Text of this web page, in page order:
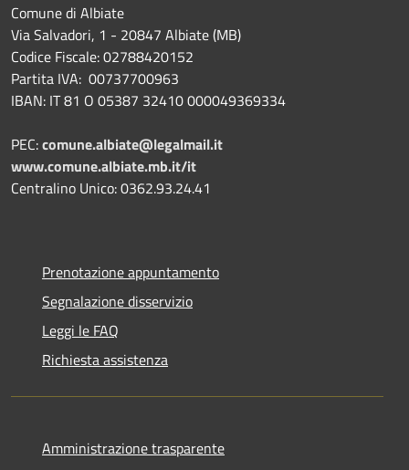
Comune di Albiate
Via Salvadori, 1 - 20847 Albiate (MB)
Codice Fiscale: 02788420152
Partita IVA: 00737700963
IBAN: IT 81 O 05387 32410 000049369334
PEC:comune.albiate@legalmail.it
www.comune.albiate.mb.it/it
Centralino Unico: 0362.93.24.41
Prenotazione appuntamento
Segnalazione disservizio
Leggi le FAQ
Richiesta assistenza
Amministrazione trasparente